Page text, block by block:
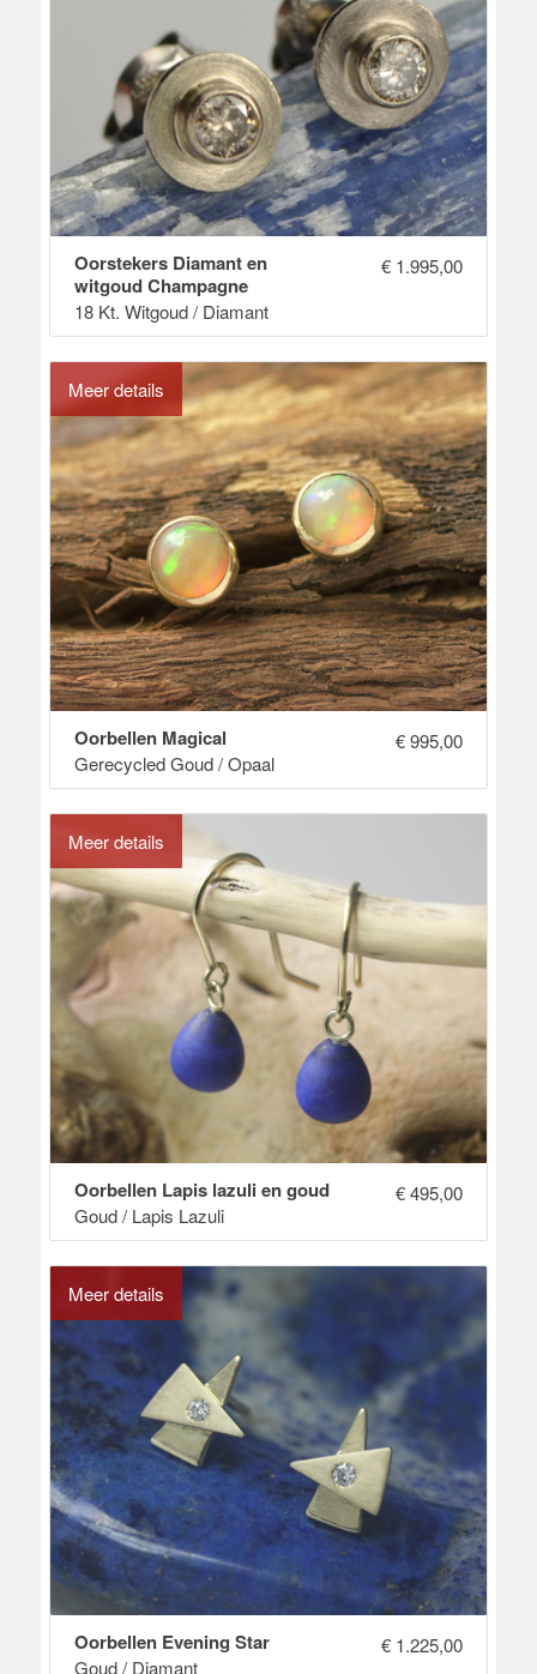
Oorstekers Diamant en
witgoud Champagne
18 Kt. Witgoud / Diamant
€1.995,00
Meer details
Oorbellen Magical
Gerecycled Goud / Opaal
€995,00
Meer details
Oorbellen Lapis lazuli en goud
Goud / Lapis Lazuli
€495,00
Meer details
Oorbellen Evening Star
Goud / Diamant
€1.225,00